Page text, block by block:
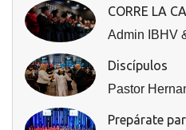
CORRE LA
Admin IBHV
Discípulos
Pastor
Prepárate